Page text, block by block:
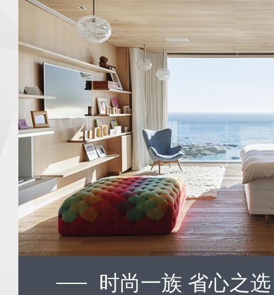
时尚一族 省心之